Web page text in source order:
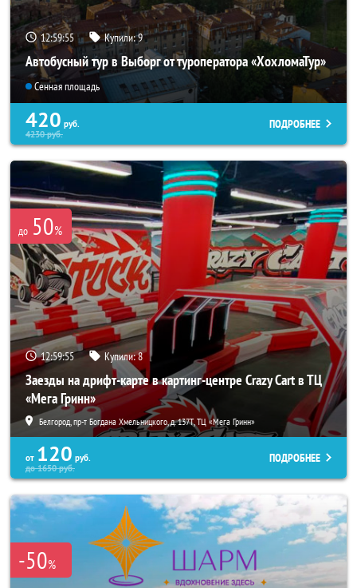
12:59:52 Купили:9
Автобусный тур в Выборг от туроператора «ХохломаТур»
Сенная площадь
420 руб.
4230руб.
ПОДРОБНЕЕ
до 50%
12:59:52 Купили:8
Заезды на дрифт-карте в картинг-центре Crazy Cart в ТЦ
«Мега Гринн»
Белгород, пр-т Богдана Хмельницкого, д. 137Т, ТЦ «Мега Гринн»
от 120 руб.
до1650руб.
ПОДРОБНЕЕ
-50%